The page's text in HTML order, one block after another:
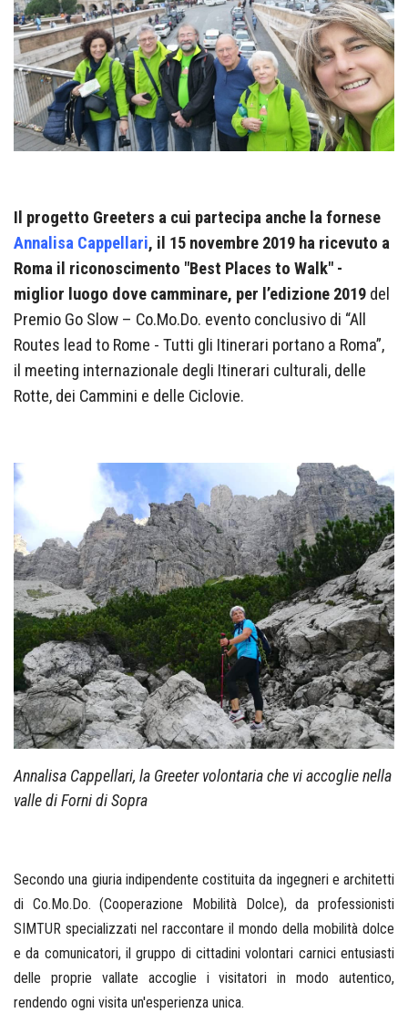
Il progetto Greeters a cui partecipa anche la fornese
Annalisa Cappellari, il 15 novembre 2019 ha ricevuto a
Roma il riconoscimento "Best Places to Walk" -
miglior luogo dove camminare, per l’edizione 2019 del
Premio Go Slow – Co.Mo.Do. evento conclusivo di “All
Routes lead to Rome - Tutti gli Itinerari portano a Roma”,
il meeting internazionale degli Itinerari culturali, delle
Rotte, dei Cammini e delle Ciclovie.
Annalisa Cappellari, la Greeter volontaria che vi accoglie nella
valle di Forni di Sopra
Secondo una giuria indipendente costituita da ingegneri e architetti
di Co.Mo.Do. (Cooperazione Mobilità Dolce), da professionisti
SIMTUR specializzati nel raccontare il mondo della mobilità dolce
e da comunicatori, il gruppo di cittadini volontari carnici entusiasti
delle proprie vallate accoglie i visitatori in modo autentico,
rendendo ogni visita un'esperienza unica.